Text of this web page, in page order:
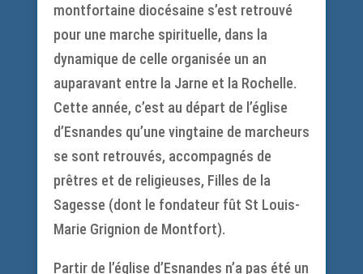
montfortaine diocésaine s’est retrouvé
pour une marche spirituelle, dans la
dynamique de celle organisée un an
auparavant entre la Jarne et la Rochelle.
Cette année, c’est au départ de l’église
d’Esnandes qu’une vingtaine de marcheurs
se sont retrouvés, accompagnés de
prêtres et de religieuses, Filles de la
Sagesse (dont le fondateur fût St Louis-
Marie Grignion de Montfort).
Partir de l’église d’Esnandes n’a pas été un